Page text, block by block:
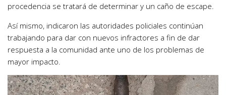
procedencia se tratará de determinar y un caño de escape.
Así mismo, indicaron las autoridades policiales continúan
trabajando para dar con nuevos infractores a fin de dar
respuesta a la comunidad ante uno de los problemas de
mayor impacto.